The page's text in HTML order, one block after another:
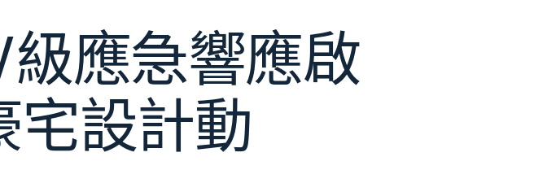
應急響應啟
宅設計動